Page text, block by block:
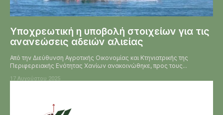
Υποχρεωτική η υποβολή στοιχείων για τις
ανανεώσεις αδειών αλιείας
Από την Διεύθυνση Αγροτικής Οικονομίας και Κτηνιατρικής της
Περιφερειακής Ενότητας Χανίων ανακοινώθηκε, προς τους...
17 Αυγούστου 2025